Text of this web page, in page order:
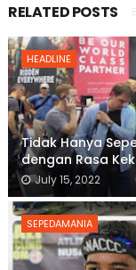
RELATED POSTS
HEADLINE
Tidak Hanya
dengan Rasa
July 15, 2022
SEPEDAMANIA